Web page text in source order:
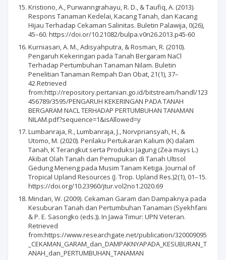
Kristiono, A., Purwanngrahayu, R. D., & Taufiq, A. (2013).
Respons Tanaman Kedelai, Kacang Tanah, dan Kacang
Hijau Terhadap Cekaman Salinitas. Buletin Palawija, 0(26),
45–60. https://doi.or/10.21082/bulpa.v0n26.2013.p45-60
Kurniasari, A. M., Adisyahputra, & Rosman, R. (2010).
Pengaruh Kekeringan pada Tanah Bergaram NaCl
Terhadap Pertumbuhan Tanaman Nilam. Buletin
Penelitian Tanaman Rempah Dan Obat, 21(1), 37–
42.Retrieved
from:http://repository.pertanian.go.id/bitstream/handl/123
456789/3595/PENGARUH KEKERINGAN PADA TANAH
BERGARAM NACL TERHADAP PERTUMBUHAN TANAMAN
NILAM.pdf?sequence=1&isAllowed=y
Lumbanraja, R., Lumbanraja, J., Norvpriansyah, H., &
Utomo, M. (2020). Perilaku Pertukaran Kalium (K) dalam
Tanah, K Terangkut serta Produksi Jagung (Zea mays L.)
Akibat Olah Tanah dan Pemupukan di Tanah Ultisol
Gedung Meneng pada Musim Tanam Ketiga. Journal of
Tropical Upland Resources (J. Trop. Upland Res.)2(1), 01–15.
https://doi.org/10.23960/jtur.vol2no1.2020.69
Mindari, W. (2009). Cekaman Garam dan Dampaknya pada
Kesuburan Tanah dan Pertumbuhan Tanaman (Syekhfani
& P. E. Sasongko (eds.)). In Jawa Timur: UPN Veteran.
Retrieved
from:https://www.researchgate.net/publication/320009095
_CEKAMAN_GARAM_dan_DAMPAKNYAPADA_KESUBURAN_T
ANAH_dan_PERTUMBUHAN_TANAMAN